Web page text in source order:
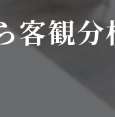
客観